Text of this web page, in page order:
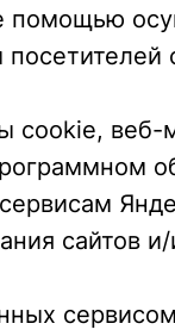
cookie,
сайтов